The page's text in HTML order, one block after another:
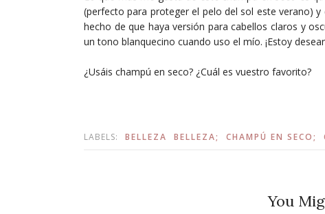
(perfecto para proteger el pelo del sol este verano)
hecho de que haya versión para cabellos claros y
un tono blanquecino cuando uso el mío. ¡Estoy
¿Usáis champú en seco? ¿Cuál es vuestro favorito?
LABELS: BELLEZA BELLEZA; CHAMPÚ EN SECO;
You